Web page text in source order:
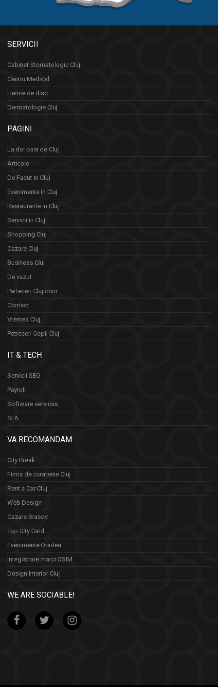
SERVICII
Cabinet Stomatologic Cluj
Centru Medical
Hernie de disc
Dermatologie Cluj
PAGINI
La doi pasi de Cluj
Articole
De Facut in Cluj
Evenimente în Cluj
Restaurante in Cluj
Servicii in Cluj
Shopping Cluj
Cazare Cluj
Business Cluj
De vazut
Parteneri Cluj.com
Contact
Vremea Cluj
Petreceri Copii Cluj
IT & TECH
Servicii SEO
Payroll
Software services
SFA
VA RECOMANDAM
City Break
Firma de curatenie Cluj
Rent a Car Cluj
Web Design
Cazare Brasov
Top City Card
Evenimente Oradea
Inregistrare marci OSIM
Design Interior Cluj
WE ARE SOCIABLE!